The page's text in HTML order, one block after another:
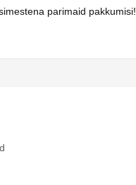
parimaid pakkumisi!